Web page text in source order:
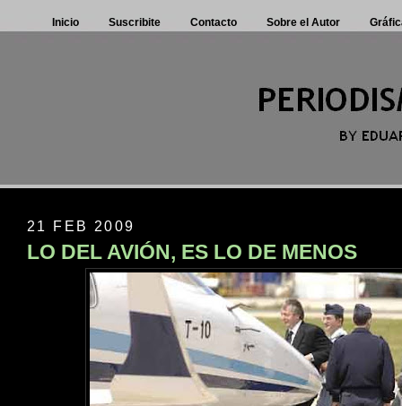
Inicio Suscribite Contacto Sobre el Autor
21 FEB 2009
LO DEL AVIÓN, ES LO DE MENOS